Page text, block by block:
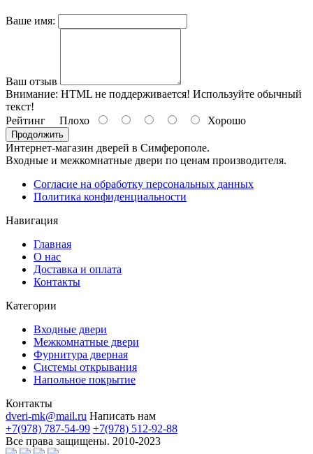
Ваше имя:
Ваш отзыв
Внимание: HTML не поддерживается! Используйте обычный
текст!
Рейтинг Плохо Хорошо
Продолжить
Интернет-магазин дверей в Симферополе.
Входные и межкомнатные двери по ценам производителя.
Согласие на обработку персональных данных
Политика конфиденциальности
Навигация
Главная
О нас
Доставка и оплата
Контакты
Категории
Входные двери
Межкомнатные двери
Фурнитура дверная
Системы открывания
Напольное покрытие
Контакты
dveri-mk@mail.ru Написать нам
+7(978) 787-54-99 +7(978) 512-92-88
Все права защищены. 2010-2023